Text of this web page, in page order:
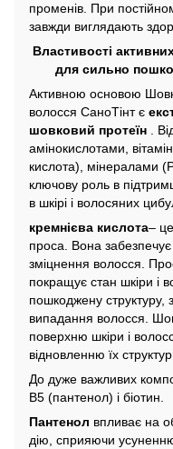
променів. При
завжди виглядають
Властивості
для сильно
Активною основою
волосся СаноТінт є
шовковий протеїн .
амінокислотами,
кислота), мінералами
ключову роль в
в шкірі і волосяних
кремнієва кислота–
проса. Вона забезпечує
зміцнення волосся.
покращує стан шкіри і
пошкоджену структуру,
випадання волосся.
поверхню шкіри і
відновленню їх
До дуже важливих
В5 (пантенол) і біотин.
Пантенол впливає на
дію, сприяючи